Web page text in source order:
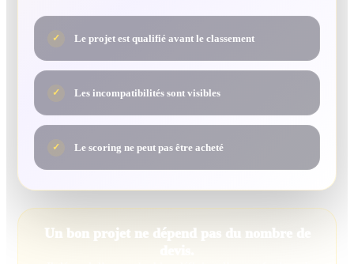
✓ Le projet est qualifié avant le classement
✓ Les incompatibilités sont visibles
✓ Le scoring ne peut pas être acheté
Un bon projet ne dépend pas du nombre de